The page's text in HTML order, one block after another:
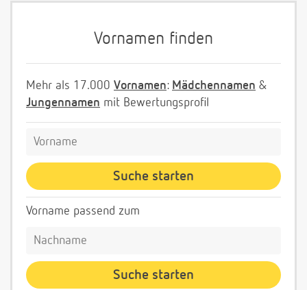
Vornamen finden
Mehr als 17.000 Vornamen: Mädchennamen &
Jungennamen mit Bewertungsprofil
Vorname passend zum